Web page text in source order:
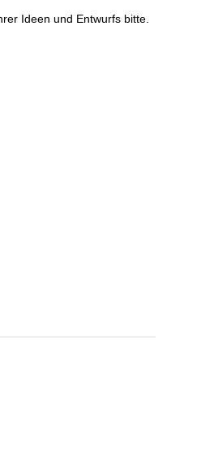
Ideen und Entwurfs bitte.